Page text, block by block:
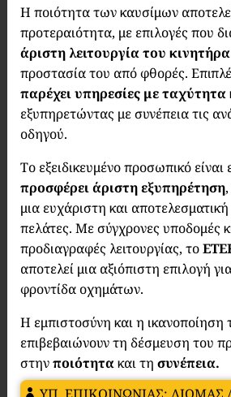
Η ποιότητα των καυσίμων
προτεραιότητα, με επιλογές που
άριστη λειτουργία του κινητήρα
προστασία του από φθορές.
παρέχει υπηρεσίες με ταχύτητα
εξυπηρετώντας με συνέπεια τις
οδηγού.
Το εξειδικευμένο προσωπικό είναι
προσφέρει άριστη εξυπηρέτηση
μια ευχάριστη και αποτελεσματική
πελάτες. Με σύγχρονες υποδομές
προδιαγραφές λειτουργίας, το
αποτελεί μια αξιόπιστη επιλογή
φροντίδα οχημάτων.
Η εμπιστοσύνη και η
επιβεβαιώνουν τη δέσμευση του
στηνποιότητακαι τη συνέπεια.